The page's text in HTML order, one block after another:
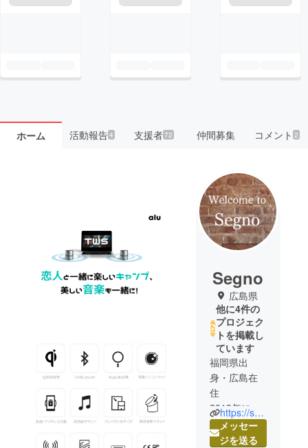
ホーム 活動報告4 支援者72 仲間募集 コメント2
Segno
広島県
他に4件の
プロジェク
トを掲載し
ています
福岡県出
身・広島在
住
2019年に
ネット
ショップを
https://segno-trade.jp/
メッセー
ジを送る